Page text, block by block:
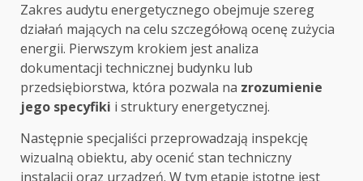
Zakres audytu energetycznego obejmuje szereg
działań mających na celu szczegółową ocenę zużycia
energii. Pierwszym krokiem jest analiza
dokumentacji technicznej budynku lub
przedsiębiorstwa, która pozwala na zrozumienie
jego specyfiki i struktury energetycznej.
Następnie specjaliści przeprowadzają inspekcję
wizualną obiektu, aby ocenić stan techniczny
instalacji oraz urządzeń. W tym etapie istotne jest